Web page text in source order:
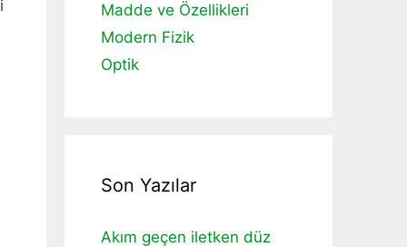
Madde ve Özellikleri
Modern Fizik
Optik
Son Yazılar
Akım geçen iletken düz